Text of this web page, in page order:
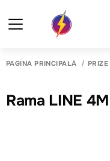
PAGINA PRINCIPALĂ
Rama LINE